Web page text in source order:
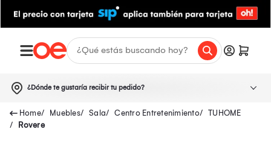
¿Dónde te gustaría recibir tu pedido?
Muebles Sala Centro Entretenimiento
TUHOME
Rovere